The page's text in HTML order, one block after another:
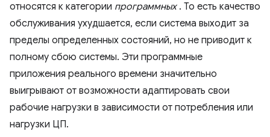
относятся к категории программных. То есть качество
обслуживания ухудшается, если система выходит за
пределы определенных состояний, но не приводит к
полному сбою системы. Эти программные
приложения реального времени значительно
выигрывают от возможности адаптировать свои
рабочие нагрузки в зависимости от потребления или
нагрузки ЦП.